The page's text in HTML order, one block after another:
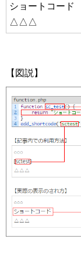
ショートコード
△△△
【図説】